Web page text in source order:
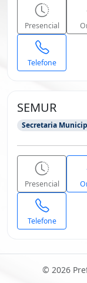
Presencial
Telefone
SEMUR
Secretaria
Presencial
Telefone
© 2026